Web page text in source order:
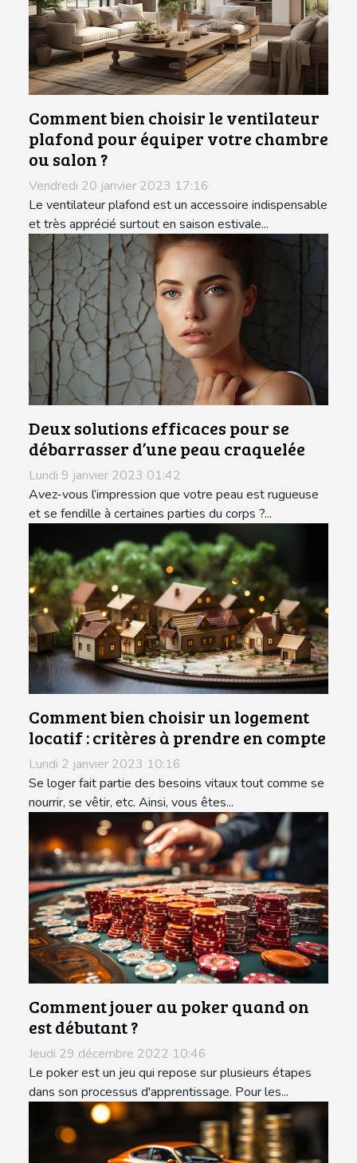
Comment bien choisir le ventilateur
plafond pour équiper votre chambre
ou salon ?
Vendredi 20 janvier 2023 17:16
Le ventilateur plafond est un accessoire indispensable
et très apprécié surtout en saison estivale...
Deux solutions efficaces pour se
débarrasser d’une peau craquelée
Lundi 9 janvier 2023 01:42
Avez-vous l’impression que votre peau est rugueuse
et se fendille à certaines parties du corps ?...
Comment bien choisir un logement
locatif : critères à prendre en compte
Lundi 2 janvier 2023 10:16
Se loger fait partie des besoins vitaux tout comme se
nourrir, se vêtir, etc. Ainsi, vous êtes...
Comment jouer au poker quand on
est débutant ?
Jeudi 29 décembre 2022 10:46
Le poker est un jeu qui repose sur plusieurs étapes
dans son processus d'apprentissage. Pour les...